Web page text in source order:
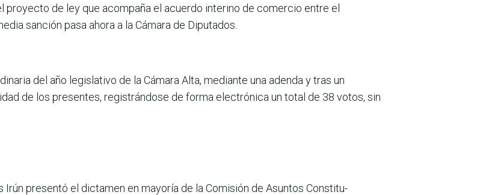
pro­yecto de ley que acompaña el acuerdo interino de comercio entre el
sanción pasa ahora a la Cámara de Diputados.
del año legislativo de la Cámara Alta, mediante una adenda y tras un
de los presentes, registrán­dose de forma electrónica un total de 38 votos, sin
presentó el dictamen en mayoría de la Comi­sión de Asuntos Constitu­